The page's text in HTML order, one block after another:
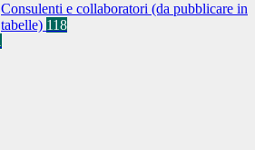
Consulenti e collaboratori (da pubblicare in
tabelle) 118